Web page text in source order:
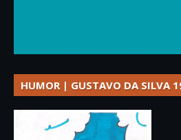
HUMOR | GUSTAVO DA SILVA